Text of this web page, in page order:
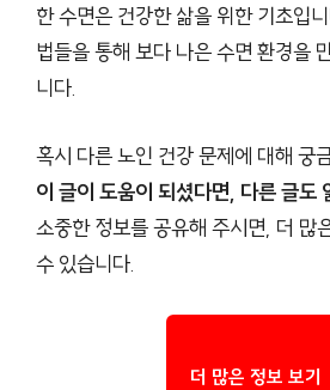
한 수면은 건강한 삶을 위한 기초입
법들을 통해 보다 나은 수면 환경을
니다.
혹시 다른 노인 건강 문제에 대해 궁
이 글이 도움이 되셨다면, 다른 글도
소중한 정보를 공유해 주시면, 더 많
수 있습니다.
더 많은 정보 보